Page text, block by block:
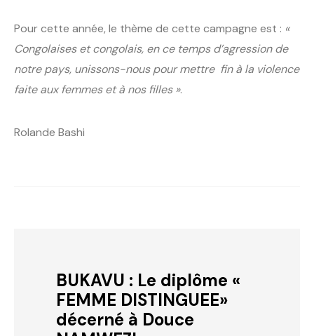
Pour cette année, le thème de cette campagne est : «
Congolaises et congolais, en ce temps d’agression de
notre pays, unissons-nous pour mettre fin à la violence
faite aux femmes et à nos filles ».
Rolande Bashi
BUKAVU : Le diplôme «
FEMME DISTINGUEE»
décerné à Douce